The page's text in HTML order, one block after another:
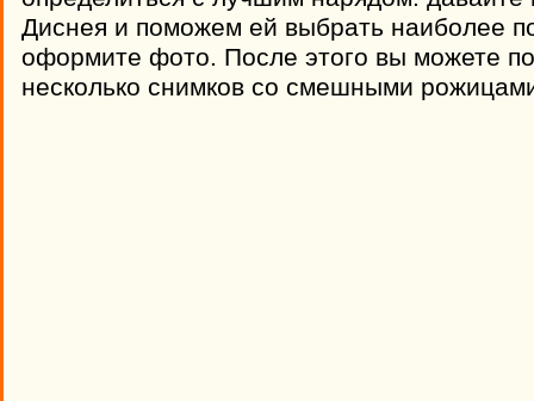
Диснея и поможем ей выбрать наиболее
оформите фото. После этого вы можете
несколько снимков со смешными